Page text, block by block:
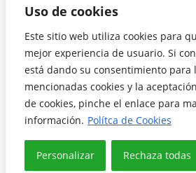
Uso de cookies
Este sitio web utiliza cookies para
mejor experiencia de usuario. Si
está dando su consentimiento para
mencionadas cookies y la
de cookies, pinche el enlace para
información. Polítca de Cookies
Personalizar Rechaza todas